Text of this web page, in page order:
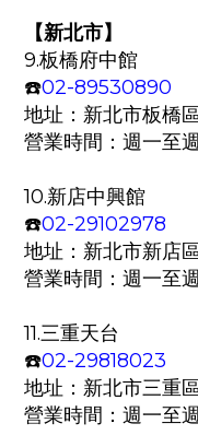
【新北市】
9.板橋府中館
☎️02-89530890
地址： 新北市板橋
營業時間：週一至
10.新店中興館
☎️02-29102978
地址： 新北市新店
營業時間：週一至
11.三重天台
☎️02-29818023
地址： 新北市三重
營業時間：週一至